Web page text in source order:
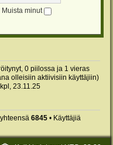
Muista minut
0 piilossa ja 1 vieras
olleisiin aktiivisiin käyttäjiin)
kpl, 23.11.25
6845 • Käyttäjiä